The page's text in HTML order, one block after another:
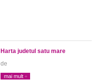
Harta judetul satu mare
de
mai mult